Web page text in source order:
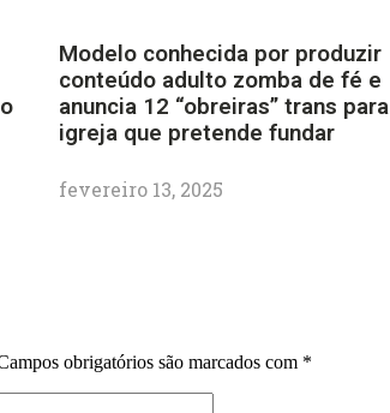
Modelo conhecida por produzir
conteúdo adulto zomba de fé e
anuncia 12 “obreiras” trans para
igreja que pretende fundar
fevereiro 13, 2025
obrigatórios são marcados com *